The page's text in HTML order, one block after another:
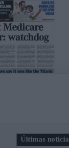
Últimas